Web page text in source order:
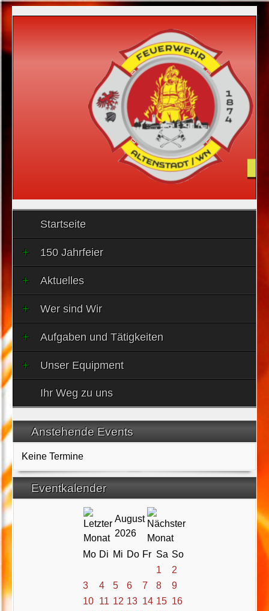
Startseite
150 Jahrfeier
Aktuelles
Wer sind Wir
Aufgaben und Tätigkeiten
Unser Equipment
Ihr Weg zu uns
Anstehende Events
Keine Termine
Eventkalender
August
2026
Mo Di Mi Do Fr Sa So
1
2
3
4 5 6 7 8
9
10 11 12 13 14 15 16